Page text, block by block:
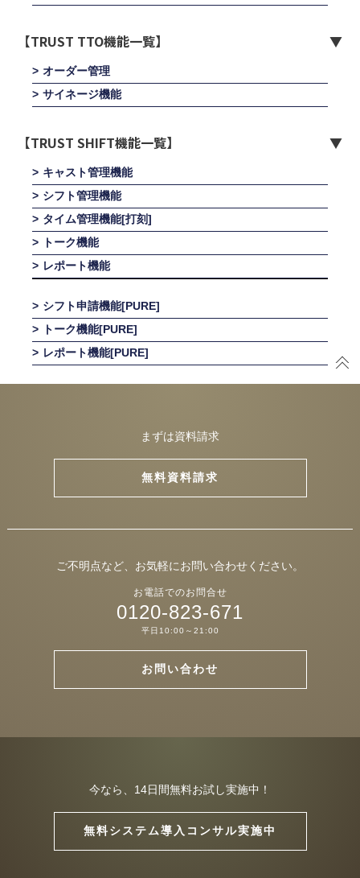
【TRUST TTO機能一覧】
オーダー管理
サイネージ機能
【TRUST SHIFT機能一覧】
キャスト管理機能
シフト管理機能
タイム管理機能[打刻]
トーク機能
レポート機能
シフト申請機能[PURE]
トーク機能[PURE]
レポート機能[PURE]
まずは資料請求
無料資料請求
ご不明点など、お気軽にお問い合わせください。
お電話でのお問合せ
0120-823-671
平日10:00～21:00
お問い合わせ
今なら、14日間無料お試し実施中！
無料システム導入コンサル実施中